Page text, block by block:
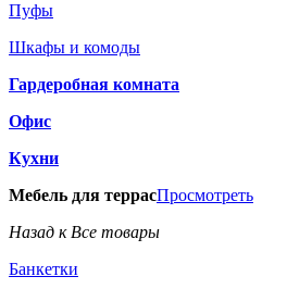
Пуфы
Шкафы и комоды
Гардеробная комната
Офис
Кухни
Мебель для террасПросмотреть
Назад к Все товары
Банкетки